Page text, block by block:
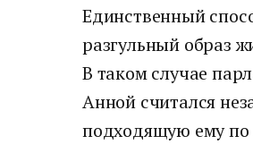
Единственный
разгульный образ
В таком случае
Анной считался
подходящую ему по